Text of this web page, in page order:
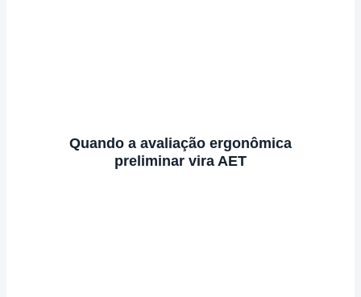
Quando a avaliação ergonômica
preliminar vira AET